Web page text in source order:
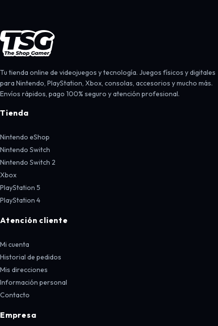
Tu tienda online de videojuegos y tecnología. Juegos físicos y digitales
para Nintendo, PlayStation, Xbox, consolas, accesorios y mucho más.
Envíos rápidos, pago 100% seguro y atención profesional.
Tienda
Nintendo eShop
Nintendo Switch
Nintendo Switch 2
Xbox
PlayStation 5
PlayStation 4
Atención cliente
Mi cuenta
Historial de pedidos
Mis direcciones
Información personal
Contacto
Empresa